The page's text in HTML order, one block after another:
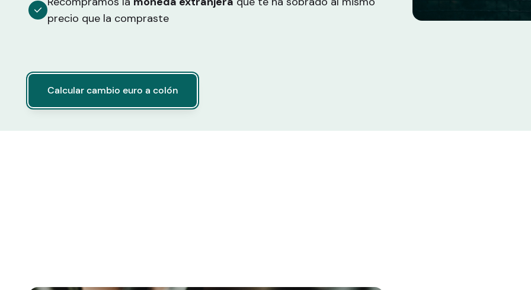
precio que la compraste
Calcular cambio euro a colón
Calcular cambio euro a colón